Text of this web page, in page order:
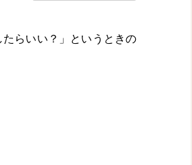
らいい？」というときの